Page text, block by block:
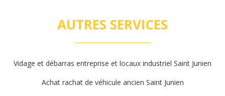
AUTRES SERVICES
Vidage et débarras entreprise et locaux industriel Saint Junien
Achat rachat de véhicule ancien Saint Junien